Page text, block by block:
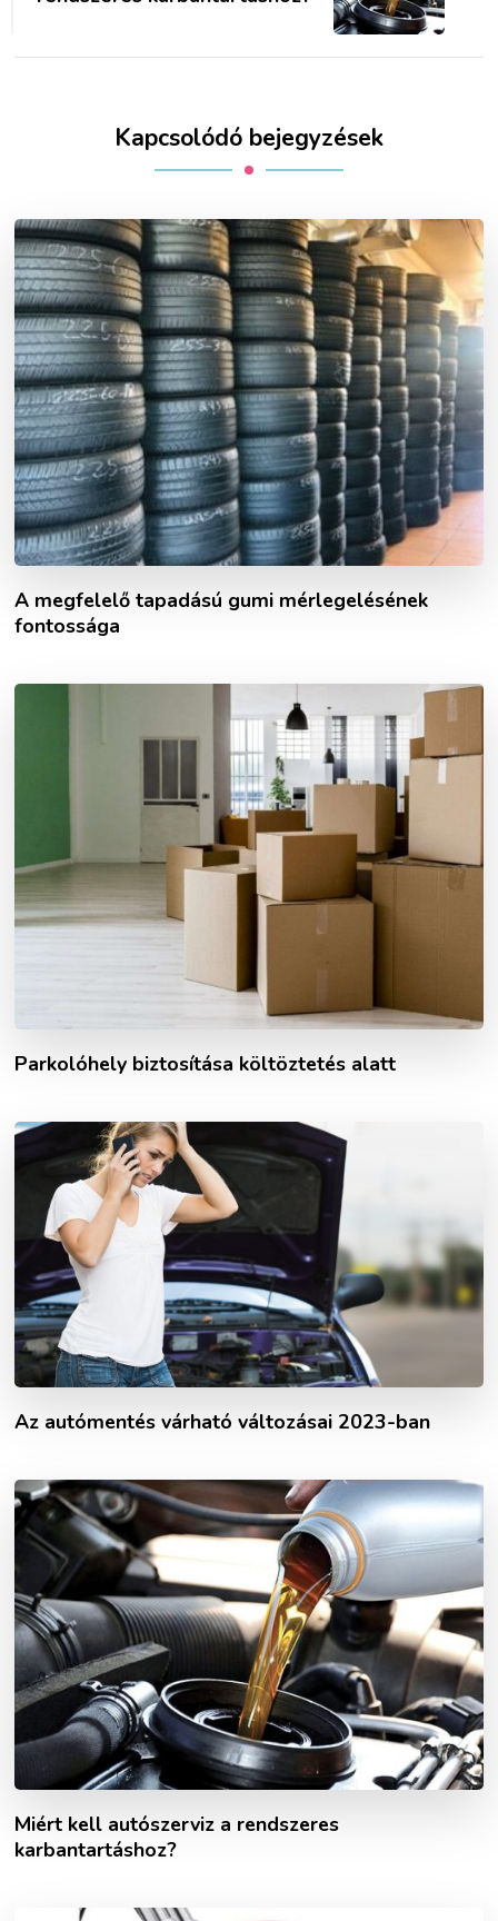
Kapcsolódó bejegyzések
A megfelelő tapadású gumi mérlegelésének
fontossága
Parkolóhely biztosítása költöztetés alatt
Az autómentés várható változásai 2023-ban
Miért kell autószerviz a rendszeres
karbantartáshoz?